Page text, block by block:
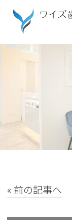
« 前の記事へ